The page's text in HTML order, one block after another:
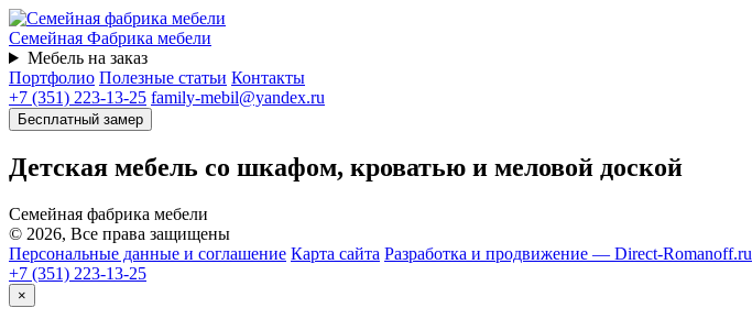
Семейная Фабрика мебели
Мебель на заказ
Портфолио Полезные статьи Контакты
+7 (351) 223-13-25 family-mebil@yandex.ru
Бесплатный замер
Детская мебель со шкафом, кроватью и меловой доской
Семейная фабрика мебели
© 2026, Все права защищены
Персональные данные и соглашение Карта сайта Разработка и продвижение — Direct-Romanoff.ru
+7 (351) 223-13-25
×